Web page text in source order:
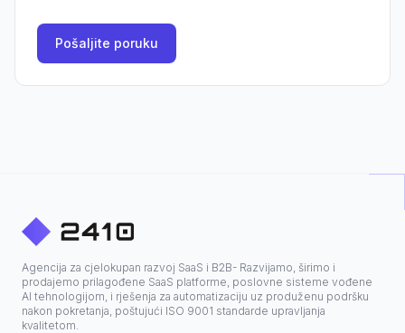
Pošaljite poruku
Agencija za cjelokupan razvoj SaaS i B2B- Razvijamo, širimo i
prodajemo prilagođene SaaS platforme, poslovne sisteme vođene
AI tehnologijom, i rješenja za automatizaciju uz produženu podršku
nakon pokretanja, poštujući ISO 9001 standarde upravljanja
kvalitetom.